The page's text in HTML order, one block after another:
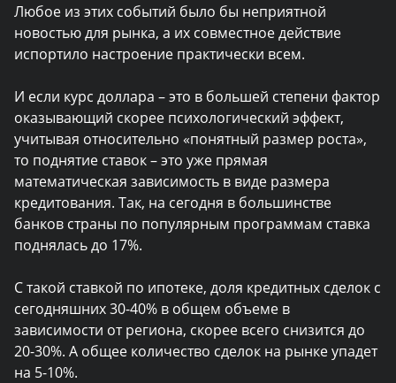
Любое из этих событий было бы неприятной
новостью для рынка, а их совместное действие
испортило настроение практически всем.
И если курс доллара – это в большей степени фактор
оказывающий скорее психологический эффект,
учитывая относительно «понятный размер роста»,
то поднятие ставок – это уже прямая
математическая зависимость в виде размера
кредитования. Так, на сегодня в большинстве
банков страны по популярным программам ставка
поднялась до 17%.
С такой ставкой по ипотеке, доля кредитных сделок с
сегодняшних 30-40% в общем объеме в
зависимости от региона, скорее всего снизится до
20-30%. А общее количество сделок на рынке упадет
на 5-10%.